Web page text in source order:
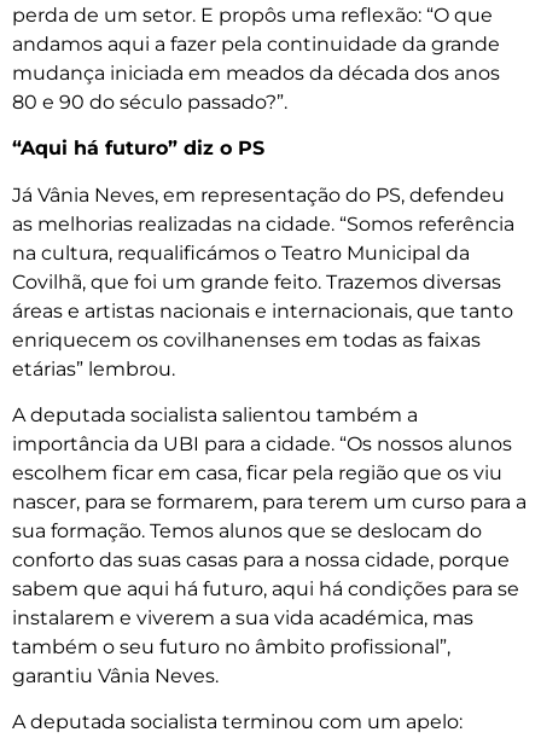
perda de um setor. E propôs uma reflexão: “O que
andamos aqui a fazer pela continuidade da grande
mudança iniciada em meados da década dos anos
80 e 90 do século passado?”.
“Aqui há futuro” diz o PS
Já Vânia Neves, em representação do PS, defendeu
as melhorias realizadas na cidade. “Somos referência
na cultura, requalificámos o Teatro Municipal da
Covilhã, que foi um grande feito. Trazemos diversas
áreas e artistas nacionais e internacionais, que tanto
enriquecem os covilhanenses em todas as faixas
etárias” lembrou.
A deputada socialista salientou também a
importância da UBI para a cidade. “Os nossos alunos
escolhem ficar em casa, ficar pela região que os viu
nascer, para se formarem, para terem um curso para a
sua formação. Temos alunos que se deslocam do
conforto das suas casas para a nossa cidade, porque
sabem que aqui há futuro, aqui há condições para se
instalarem e viverem a sua vida académica, mas
também o seu futuro no âmbito profissional”,
garantiu Vânia Neves.
A deputada socialista terminou com um apelo: